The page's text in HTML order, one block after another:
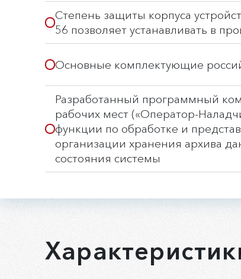
Степень защиты корпуса
56 позволяет устанавливать в
Основные комплектующие
Разработанный программный
рабочих мест («Оператор-
функции по обработке и
организации хранения архива
состояния системы